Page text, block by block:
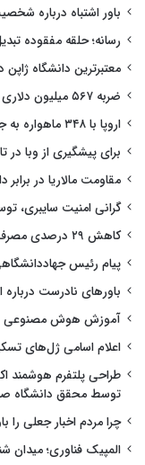
باور اشتباه درباره
رسانه؛ حلقه مفقوده
معتبرترین دانشگاه
ضربه ۵۶۷ میلیون دلاری به متا؛ اینستاگرام زیر تیغ دادگاه
اروپا با ۳۴۸ ماهواره به جنگ انحصار استارلینک می‌رود
برای پیشگیری از وبا
مقاومت مالاریا در
گرانی امنیت سایبری،
کاهش ۲۹ درصدی مصرف انرژی ساختمان‌ها با یک طراحی هوشمند
پیام رئیس
باورهای نادرست درباره
آموزش هوش مصنوعی
اعلام اسامی ژل‌های
طراحی پلتفرم هوشمند
توسط محقق دانشگاه
چرا مردم اخبار جعلی را
المپیک فناوری؛ میدان